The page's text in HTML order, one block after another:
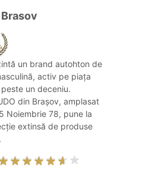
un brand autohton de
activ pe piața
un deceniu.
din Brașov, amplasat
Noiembrie 78, pune la
extinsă de produse